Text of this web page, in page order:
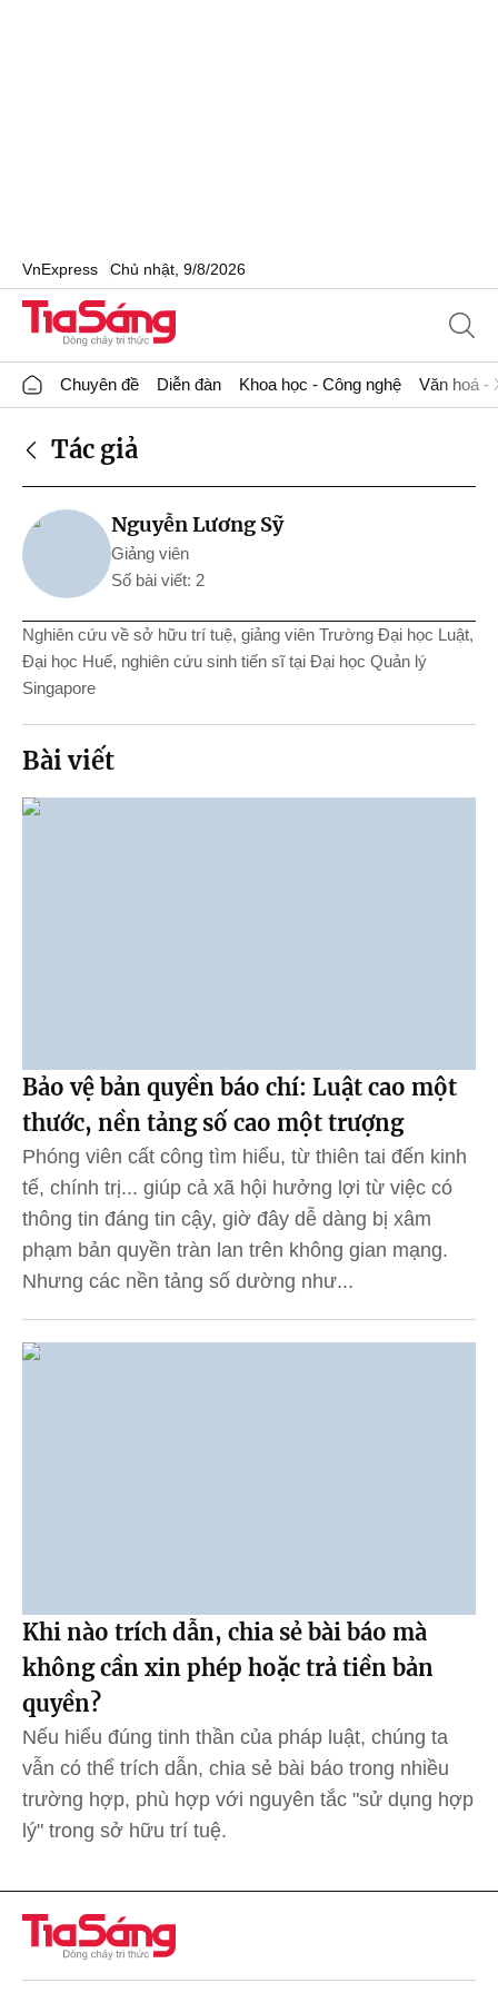
VnExpress Chủ nhật, 9/8/2026
Chuyên đề Diễn đàn Khoa học - Công nghệ Văn hoá -
Tác giả
Nguyễn Lương Sỹ
Giảng viên
Số bài viết: 2
Nghiên cứu về sở hữu trí tuệ, giảng viên Trường Đại học Luật,
Đại học Huế, nghiên cứu sinh tiến sĩ tại Đại học Quản lý
Singapore
Bài viết
Bảo vệ bản quyền báo chí: Luật cao một
thước, nền tảng số cao một trượng
Phóng viên cất công tìm hiểu, từ thiên tai đến kinh
tế, chính trị... giúp cả xã hội hưởng lợi từ việc có
thông tin đáng tin cậy, giờ đây dễ dàng bị xâm
phạm bản quyền tràn lan trên không gian mạng.
Nhưng các nền tảng số dường như...
Khi nào trích dẫn, chia sẻ bài báo mà
không cần xin phép hoặc trả tiền bản
quyền?
Nếu hiểu đúng tinh thần của pháp luật, chúng ta
vẫn có thể trích dẫn, chia sẻ bài báo trong nhiều
trường hợp, phù hợp với nguyên tắc "sử dụng hợp
lý" trong sở hữu trí tuệ.